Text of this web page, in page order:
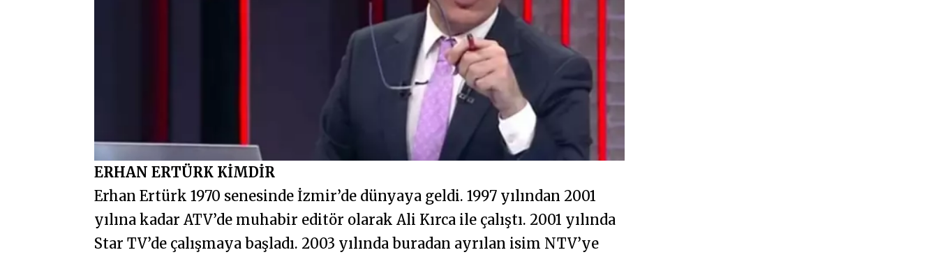
ERHAN ERTÜRK KİMDİR
Erhan Ertürk 1970 senesinde İzmir’de dünyaya geldi. 1997 yılından 2001
yılına kadar ATV’de muhabir editör olarak Ali Kırca ile çalıştı. 2001 yılında
Star TV’de çalışmaya başladı. 2003 yılında buradan ayrılan isim NTV’ye